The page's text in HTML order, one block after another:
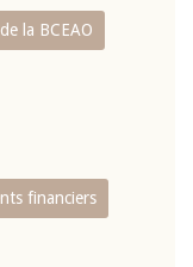
la BCEAO
financiers